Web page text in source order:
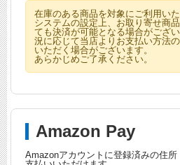
在庫のある商品を対象にご利用いた
システムの設定上、お取り寄せ商
ても決済が可能となる場合がござ
況に応じて当店よりお支払い方法
いただく場合がございます。
あらかじめご了承ください。
Amazon Pay
Amazonアカウントに登録済みの住